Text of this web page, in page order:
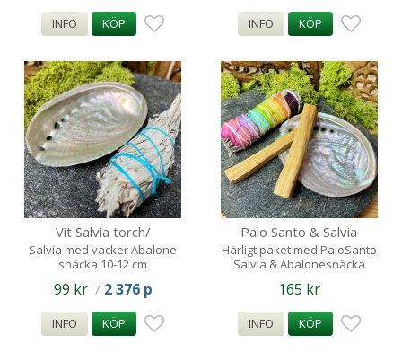
INFO KÖP INFO KÖP
Vit Salvia torch/
Abalonsnäcka 8-10cm
Salvia med vacker Abalone
snäcka 10-12 cm
99 kr / 2 376 p
INFO KÖP
Palo Santo & Salvia
Rainbow & Abalone 7-9cm
Smudge
Härligt paket med PaloSanto
Salvia & Abalonesnäcka
165 kr
INFO KÖP